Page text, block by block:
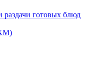
раздачи готовых блюд